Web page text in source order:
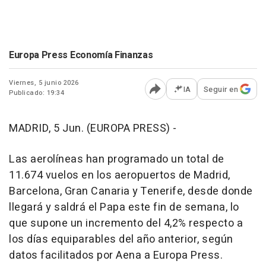
Europa Press Economía Finanzas
Viernes, 5 junio 2026
Publicado: 19:34
Abrir opciones para
IA Seguir en
MADRID, 5 Jun. (EUROPA PRESS) -
Las aerolíneas han programado un total de
11.674 vuelos en los aeropuertos de Madrid,
Barcelona, Gran Canaria y Tenerife, desde donde
llegará y saldrá el Papa este fin de semana, lo
que supone un incremento del 4,2% respecto a
los días equiparables del año anterior, según
datos facilitados por Aena a Europa Press.